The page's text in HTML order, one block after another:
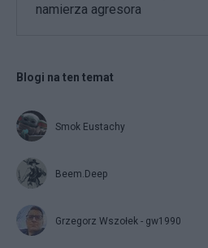
namierza agresora
Blogi na ten temat
Smok Eustachy
Beem.Deep
Grzegorz Wszołek - gw1990